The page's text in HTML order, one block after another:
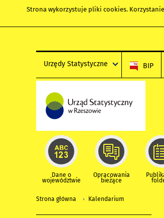
Strona wykorzystuje pliki cookies.
Urzędy Statystyczne BIP
Dane o
województwie
Opracowania
bieżące
Strona główna Kalendarium